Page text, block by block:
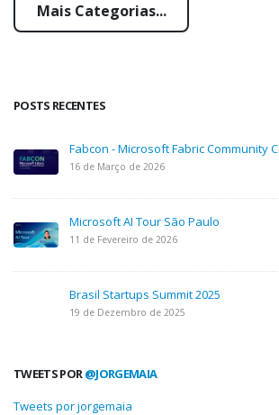
Mais Categorias...
POSTS RECENTES
Fabcon - Microsoft Fabric Community
16 de Março de 2026
Microsoft AI Tour São Paulo
11 de Fevereiro de 2026
Brasil Startups Summit 2025
19 de Dezembro de 2025
TWEETS POR@JORGEMAIA
Tweets por jorgemaia